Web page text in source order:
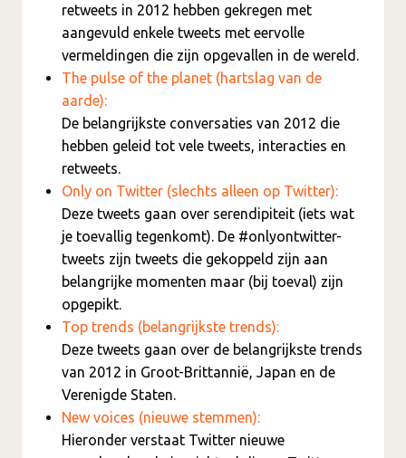
retweets in 2012 hebben gekregen met
aangevuld enkele tweets met eervolle
vermeldingen die zijn opgevallen in de wereld.
The pulse of the planet (hartslag van de
aarde):
De belangrijkste conversaties van 2012 die
hebben geleid tot vele tweets, interacties en
retweets.
Only on Twitter (slechts alleen op Twitter):
Deze tweets gaan over serendipiteit (iets wat
je toevallig tegenkomt). De #onlyontwitter-
tweets zijn tweets die gekoppeld zijn aan
belangrijke momenten maar (bij toeval) zijn
opgepikt.
Top trends (belangrijkste trends):
Deze tweets gaan over de belangrijkste trends
van 2012 in Groot-Brittannië, Japan en de
Verenigde Staten.
New voices (nieuwe stemmen):
Hieronder verstaat Twitter nieuwe